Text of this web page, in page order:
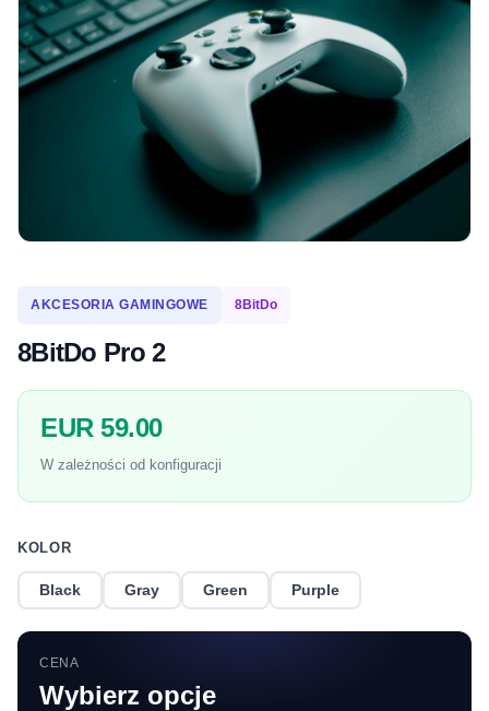
AKCESORIA GAMINGOWE 8BitDo
8BitDo Pro 2
EUR 59.00
W zależności od konfiguracji
KOLOR
Black Gray Green Purple
CENA
Wybierz opcje